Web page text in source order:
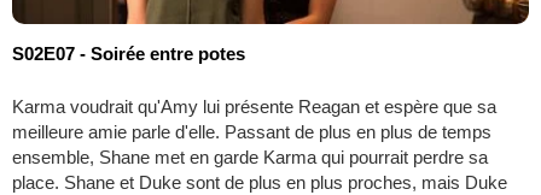
S02E07 - Soirée entre potes
Karma voudrait qu'Amy lui présente Reagan et espère que sa
meilleure amie parle d'elle. Passant de plus en plus de temps
ensemble, Shane met en garde Karma qui pourrait perdre sa
place. Shane et Duke sont de plus en plus proches, mais Duke